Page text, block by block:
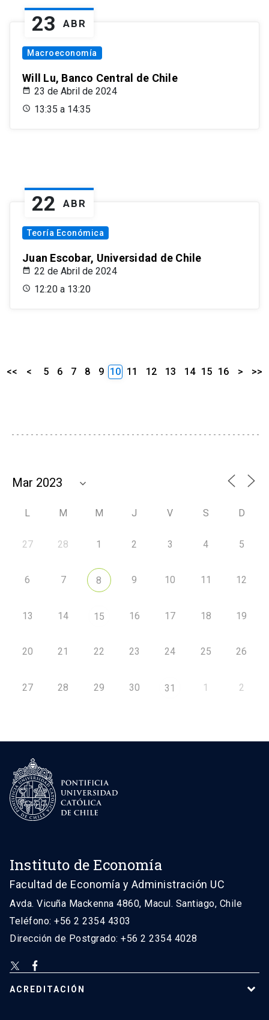
23 ABR
Macroeconomía
Will Lu, Banco Central de Chile
23 de Abril de 2024
13:35 a 14:35
22 ABR
Teoría Económica
Juan Escobar, Universidad de Chile
22 de Abril de 2024
12:20 a 13:20
<< < 5 6 7 8 9 10 11 12 13 14 15 16 > >>
L M M J V S D
27 28 1 2 3 4 5
6 7 8 9 10 11 12
13 14 15 16 17 18 19
20 21 22 23 24 25 26
27 28 29 30 31 1 2
Instituto de Economía
Facultad de Economía y Administración UC
Avda. Vicuña Mackenna 4860, Macul. Santiago, Chile
Teléfono: +56 2 2354 4303
Dirección de Postgrado: +56 2 2354 4028
ACREDITACIÓN